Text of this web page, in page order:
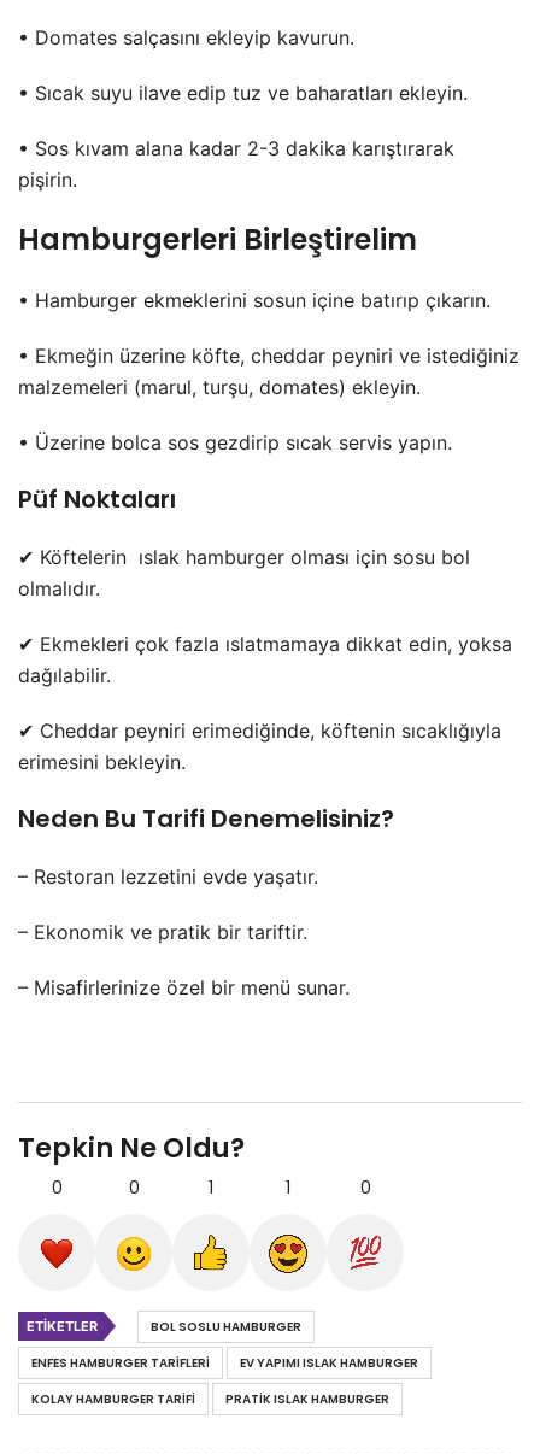
• Domates salçasını ekleyip kavurun.
• Sıcak suyu ilave edip tuz ve baharatları ekleyin.
• Sos kıvam alana kadar 2-3 dakika karıştırarak
pişirin.
Hamburgerleri Birleştirelim
• Hamburger ekmeklerini sosun içine batırıp çıkarın.
• Ekmeğin üzerine köfte, cheddar peyniri ve istediğiniz
malzemeleri (marul, turşu, domates) ekleyin.
• Üzerine bolca sos gezdirip sıcak servis yapın.
Püf Noktaları
✔ Köftelerin ıslak hamburger olması için sosu bol
olmalıdır.
✔ Ekmekleri çok fazla ıslatmamaya dikkat edin, yoksa
dağılabilir.
✔ Cheddar peyniri erimediğinde, köftenin sıcaklığıyla
erimesini bekleyin.
Neden Bu Tarifi Denemelisiniz?
– Restoran lezzetini evde yaşatır.
– Ekonomik ve pratik bir tariftir.
– Misafirlerinize özel bir menü sunar.
Tepkin Ne Oldu?
0 0 1 1 0
ETIKETLER
BOL SOSLU HAMBURGER
ENFES HAMBURGER TARIFLERI
EV YAPIMI ISLAK HAMBURGER
KOLAY HAMBURGER TARIFI
PRATIK ISLAK HAMBURGER